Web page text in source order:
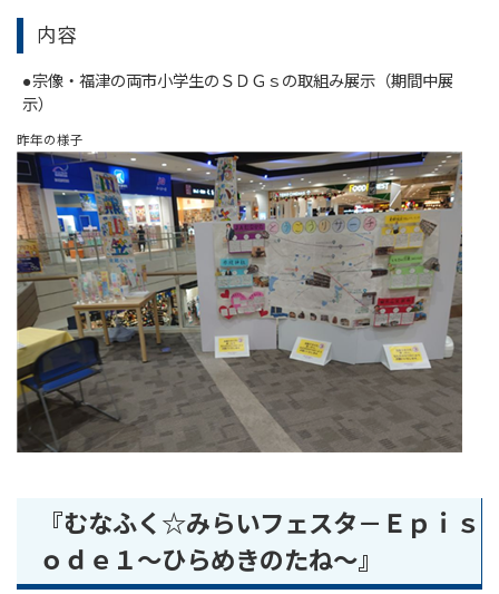
内容
●宗像・福津の両市小学生のＳＤＧｓの取組み展示（期間中展
示）
昨年の様子
『むなふく☆みらいフェスタ－Ｅｐｉｓ
ｏｄｅ１～ひらめきのたね～』